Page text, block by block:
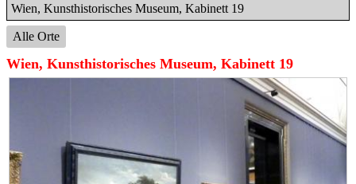
Wien, Kunsthistorisches Museum, Kabinett 19
Alle Orte
Wien, Kunsthistorisches Museum, Kabinett 19